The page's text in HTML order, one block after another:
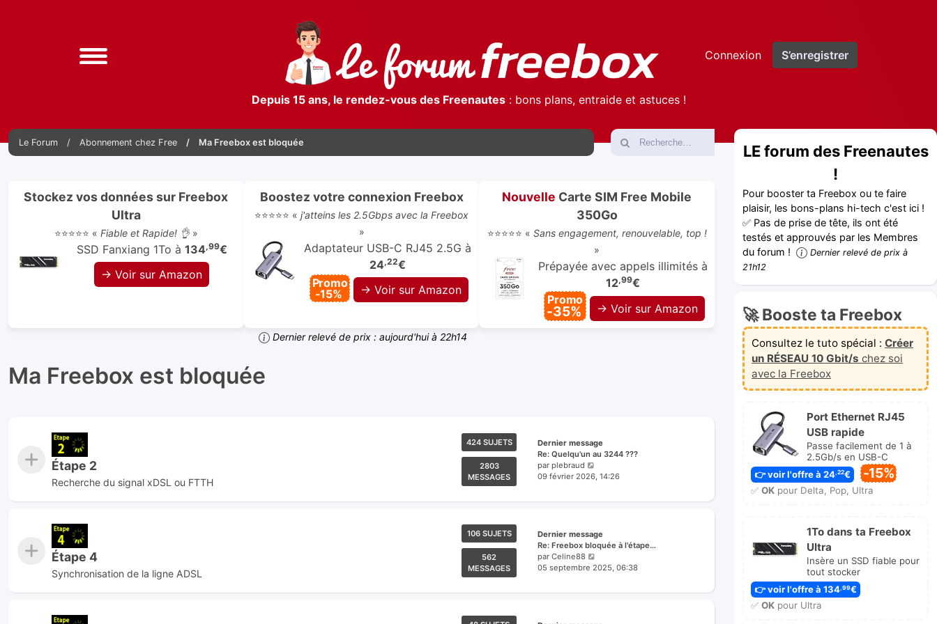
Connexion S’enregistrer
Depuis 15 ans, le rendez-vous des Freenautes: bons plans, entraide et astuces !
Le Forum Abonnement chez Free Ma Freebox est bloquée
Stockez vos données sur Freebox
Ultra
⭐⭐⭐⭐⭐ « Fiable et Rapide! 👌»
SSD Fanxiang 1To à 134,99€
→ Voir sur Amazon
Boostez votre connexion Freebox
⭐⭐⭐⭐⭐ « j'atteins les 2.5Gbps avec la Freebox
»
Adaptateur USB-C RJ45 2.5G à
24,22€
Promo
-15%
→ Voir sur Amazon
Nouvelle Carte SIM Free Mobile
350Go
⭐⭐⭐⭐⭐ « Sans engagement, renouvelable, top !
»
Prépayée avec appels illimités à
12,99€
Promo
-35% → Voir sur Amazon
Dernier relevé de prix : aujourd'hui à 22h14
Ma Freebox est bloquée
Étape 2
Recherche du signal xDSL ou FTTH
424 SUJETS
2803
MESSAGES
Dernier message
Re: Quelqu'un au 3244 ???
par plebraud
le
09 février 2026, 14:26
Étape 4
Synchronisation de la ligne ADSL
106 SUJETS
562
MESSAGES
Dernier message
Re: Freebox bloquée à l'étape…
par Celine88
le
05 septembre 2025, 06:38
LE forum des Freenautes
!
Pour booster ta Freebox ou te faire
plaisir, les bons-plans hi-tech c'est ici !
✅ Pas de prise de tête, ils ont été
testés et approuvés par les Membres
du forum !
Dernier relevé de prix à
21h12
🚀 Booste ta Freebox
Consultez le tuto spécial : Créer
un RÉSEAU 10 Gbit/s chez soi
avec la Freebox
Port Ethernet RJ45
USB rapide
Passe facilement de 1 à
2.5Gb/s en USB-C
👉 voir l'offre à 24,22€ -15%
✅ OKpour Delta, Pop, Ultra
1To dans ta Freebox
Ultra
Insère un SSD fiable pour
tout stocker
👉 voir l'offre à 134 ,99€
✅ OKpour Ultra